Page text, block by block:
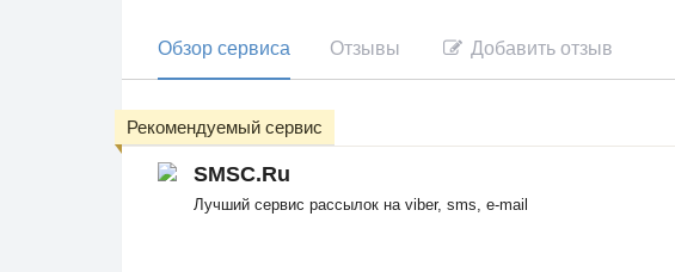
Обзор сервиса Отзывы Добавить отзыв
SMSC.Ru
Лучший сервис рассылок на viber, sms, e-mail
Рекомендуемый сервис